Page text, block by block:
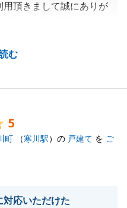
む
用頂きまして誠にありが
たこと感謝致します。
たらいつでもご連絡お
5
町 （寒川駅）の 戸建て を ご
対応いただけた